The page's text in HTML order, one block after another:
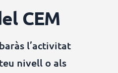
CEM
l’activitat
nivell o als